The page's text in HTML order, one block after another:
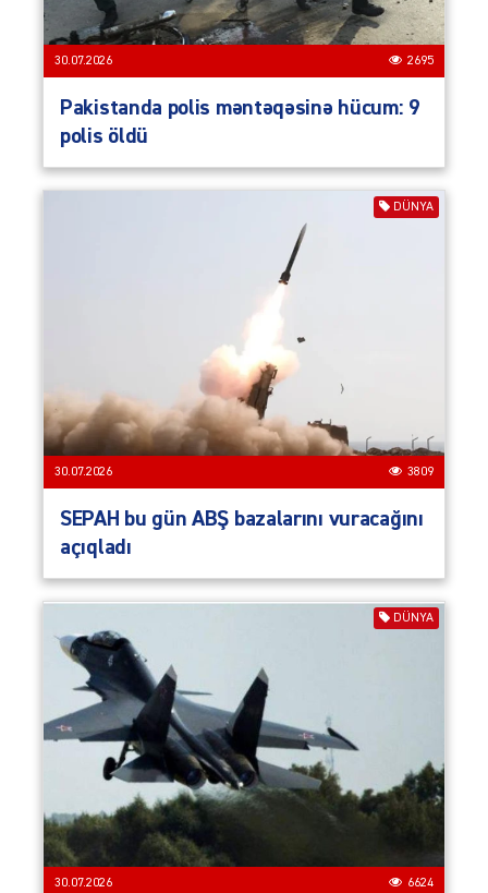
30.07.2026 2695
Pakistanda polis məntəqəsinə hücum: 9
polis öldü
DÜNYA
30.07.2026 3809
SEPAH bu gün ABŞ bazalarını vuracağını
açıqladı
DÜNYA
30.07.2026 6624